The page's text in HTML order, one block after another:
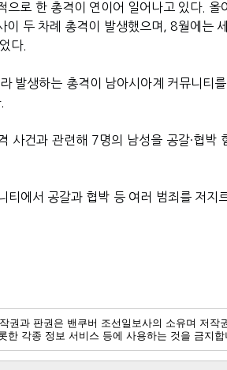
으로 한 총격이 연이어 일어나고 있다. 올
이 두 차례 총격이 발생했으며
, 8월에는
다.
발생하는 총격이 남아시아계 커뮤니티를
.
사건과 관련해 7명의 남성을 공갈·협박
티에서 공갈과 협박 등 여러 범죄를 저지
권과 판권은 밴쿠버 조선일보사의 소유며 저작
각종 정보 서비스 등에 사용하는 것을 금지합